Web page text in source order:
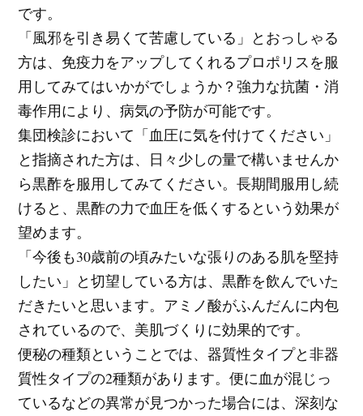
です。
「風邪を引き易くて苦慮している」とおっしゃる
方は、免疫力をアップしてくれるプロポリスを服
用してみてはいかがでしょうか？強力な抗菌・消
毒作用により、病気の予防が可能です。
集団検診において「血圧に気を付けてください」
と指摘された方は、日々少しの量で構いませんか
ら黒酢を服用してみてください。長期間服用し続
けると、黒酢の力で血圧を低くするという効果が
望めます。
「今後も30歳前の頃みたいな張りのある肌を堅持
したい」と切望している方は、黒酢を飲んでいた
だきたいと思います。アミノ酸がふんだんに内包
されているので、美肌づくりに効果的です。
便秘の種類ということでは、器質性タイプと非器
質性タイプの2種類があります。便に血が混じっ
ているなどの異常が見つかった場合には、深刻な